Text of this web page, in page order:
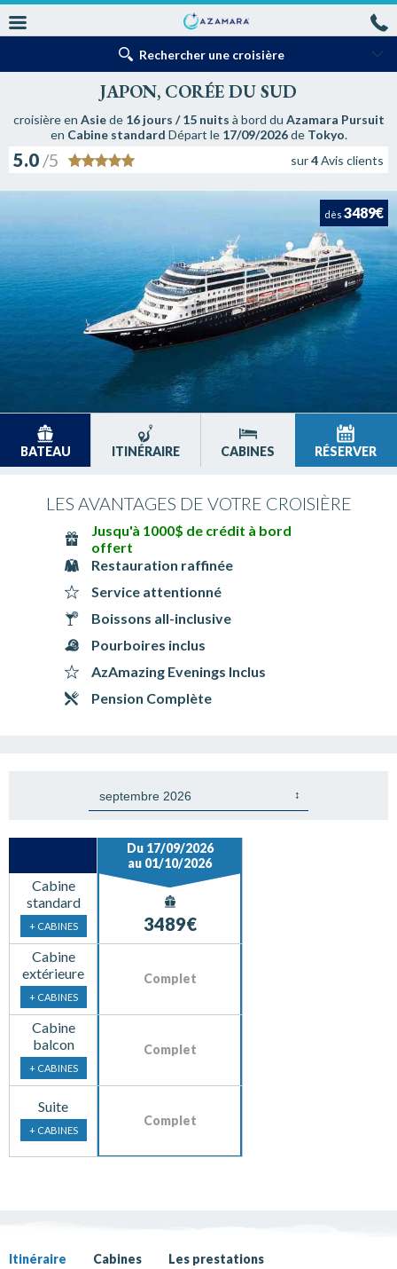
Rechercher une croisière
JAPON, CORÉE DU SUD
croisière en Asiede 16 jours / 15 nuits à bord du Azamara Pursuit
en Cabine standard Départ le 17/09/2026de Tokyo.
5.0 /5 sur4Avis clients
dès 3489€
BATEAU ITINÉRAIRE CABINES RÉSERVER
LES AVANTAGES DE VOTRE CROISIÈRE
Jusqu'à 1000$ de crédit à bord
offert
Restauration raffinée
Service attentionné
Boissons all-inclusive
Pourboires inclus
AzAmazing Evenings Inclus
Pension Complète
Cabine
standard
+ CABINES
Cabine
extérieure
+ CABINES
Cabine
balcon
+ CABINES
Suite
+ CABINES
Du 17/09/2026
au 01/10/2026
3489€
Complet
Complet
Complet
Itinéraire Cabines Les prestations